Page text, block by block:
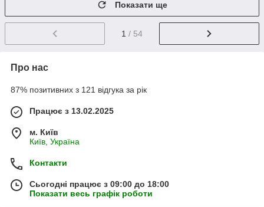
Показати ще
1 / 54
Про нас
87% позитивних з 121 відгука за рік
Працює з 13.02.2025
м. Київ
Київ, Україна
Контакти
Сьогодні працює з 09:00 до 18:00
Показати весь графік роботи